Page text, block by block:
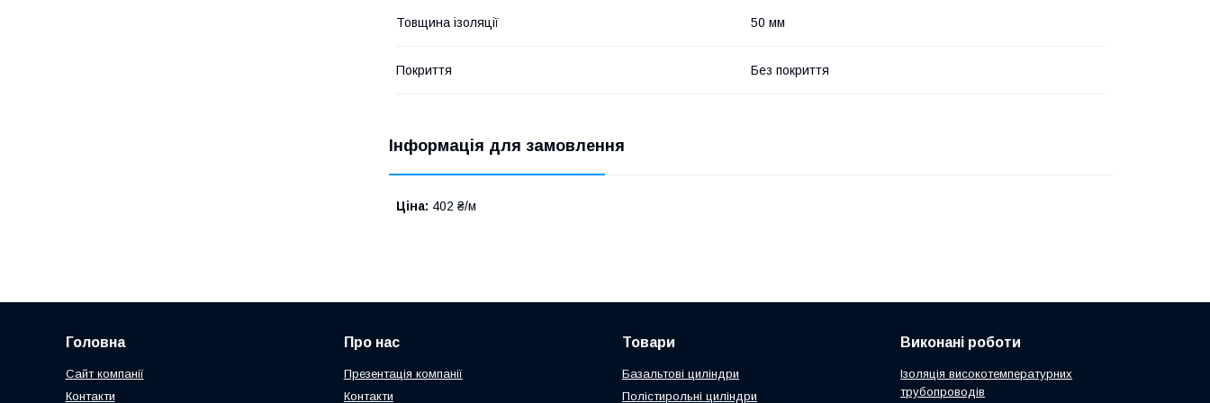
Товщина ізоляції 50 мм
Покриття Без покриття
Інформація для замовлення
Ціна: 402 ₴/м
Головна
Сайт компанії
Контакти
Про нас
Презентація компанії
Контакти
Товари
Базальтові циліндри
Полістирольні циліндри
Виконані роботи
Ізоляція високотемпературних
трубопроводів